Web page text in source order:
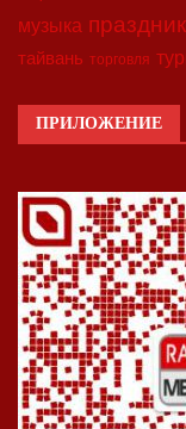
музыка
тайвань торговля
ПРИЛОЖЕНИЕ